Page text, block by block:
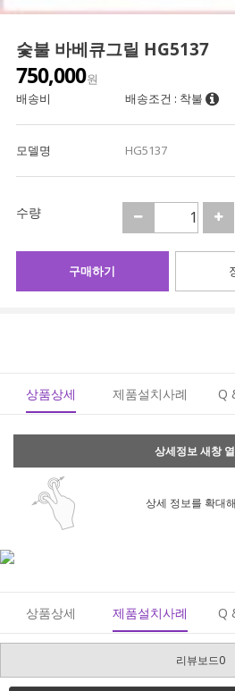
숯불 바베큐그릴 HG5137
750,000원
배송비
배송조건 : 착불
모델명 HG5137
수량
구매하기
상품상세 제품설치사례 Q
상세정보 새창
상세 정보를 확대
상품상세 제품설치사례 Q
리뷰보드0